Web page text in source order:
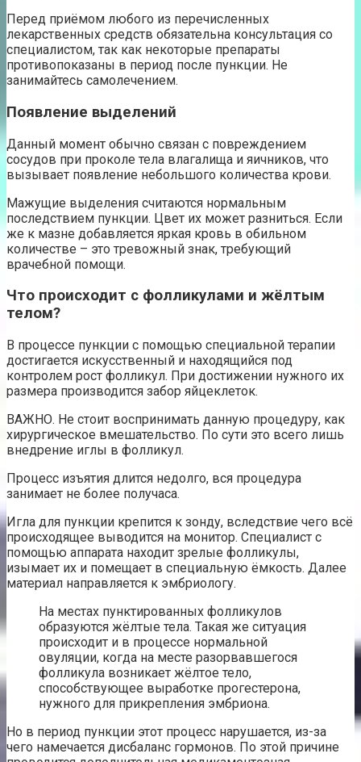
Перед приёмом любого из перечисленных
лекарственных средств обязательна консультация со
специалистом, так как некоторые препараты
противопоказаны в период после пункции. Не
занимайтесь самолечением.
Появление выделений
Данный момент обычно связан с повреждением
сосудов при проколе тела влагалища и яичников, что
вызывает появление небольшого количества крови.
Мажущие выделения считаются нормальным
последствием пункции. Цвет их может разниться. Если
же к мазне добавляется яркая кровь в обильном
количестве – это тревожный знак, требующий
врачебной помощи.
Что происходит с фолликулами и жёлтым
телом?
В процессе пункции с помощью специальной терапии
достигается искусственный и находящийся под
контролем рост фолликул. При достижении нужного их
размера производится забор яйцеклеток.
ВАЖНО. Не стоит воспринимать данную процедуру, как
хирургическое вмешательство. По сути это всего лишь
внедрение иглы в фолликул.
Процесс изъятия длится недолго, вся процедура
занимает не более получаса.
Игла для пункции крепится к зонду, вследствие чего всё
происходящее выводится на монитор. Специалист с
помощью аппарата находит зрелые фолликулы,
изымает их и помещает в специальную ёмкость. Далее
материал направляется к эмбриологу.
На местах пунктированных фолликулов
образуются жёлтые тела. Такая же ситуация
происходит и в процессе нормальной
овуляции, когда на месте разорвавшегося
фолликула возникает жёлтое тело,
способствующее выработке прогестерона,
нужного для прикрепления эмбриона.
Но в период пункции этот процесс нарушается, из-за
чего намечается дисбаланс гормонов. По этой причине